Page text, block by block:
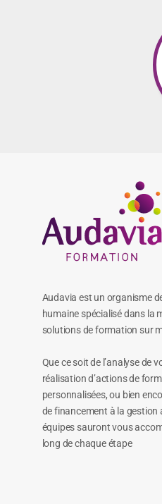
Audavia est un organisme
humaine spécialisé dans la
solutions de formation sur
Que ce soit de l’analyse de
réalisation d’actions de
personnalisées, ou bien
de financement à la gestion
équipes sauront vous
long de chaque étape